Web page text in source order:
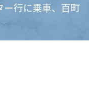
ー行に乗車、百町